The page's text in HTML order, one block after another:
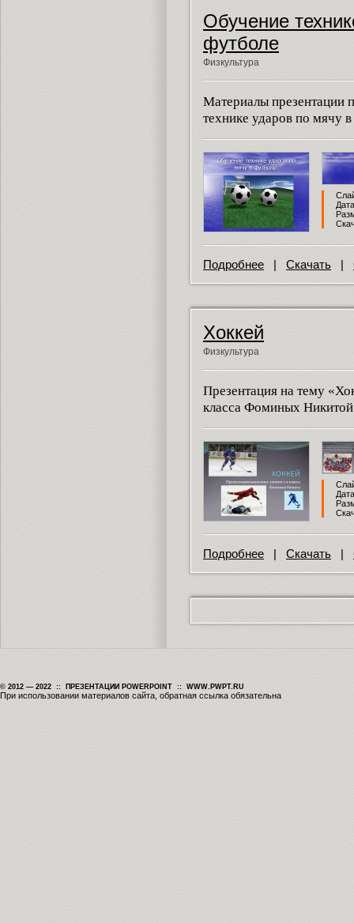
Обучение
футболе
Физкультура
Материалы презентации
технике ударов по мячу
Подробнее | Скачать |
Хоккей
Физкультура
Презентация на тему
класса Фоминых
Подробнее | Скачать |
© 2012 — 2022 :: ПРЕЗЕНТАЦИИ POWERPOINT :: WWW.PWPT.RU
При использовании материалов сайта, обратная ссылка обязательна